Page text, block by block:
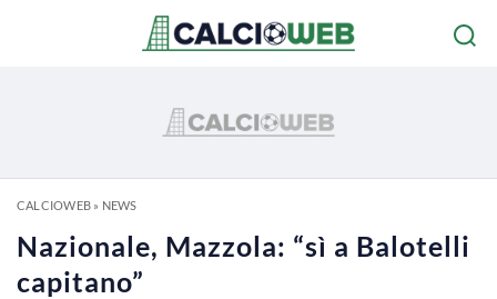
CALCIOWEB» NEWS
Nazionale, Mazzola: “sì a Balotelli
capitano”